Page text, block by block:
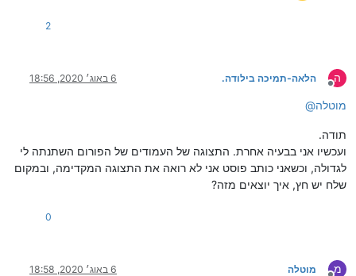
2
ה
מנותק
הלאה-תמיכה בילודה. 6 באוג׳ 2020, 18:56
@מוטלה
תודה.
ועכשיו אני בבעיה אחרת. התצוגה של העמודים של הפורום השתנתה לי
לגדולה, וכשאני כותב פוסט אני לא רואה את התצוגה המקדימה, ובמקום
שלח יש חץ, איך יוצאים מזה?
0
מ מוטלה 6 באוג׳ 2020, 18:58